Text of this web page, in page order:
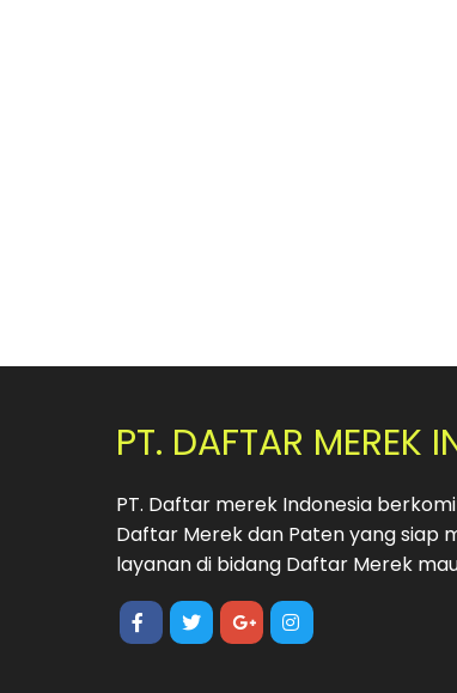
PT. DAFTAR MEREK
PT. Daftar merek Indonesia
Daftar Merek dan Paten yang siap
layanan di bidang Daftar Merek